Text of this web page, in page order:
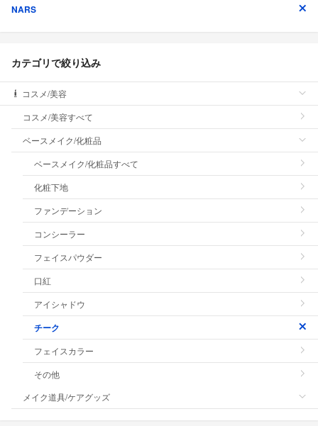
NARS
カテゴリで絞り込み
コスメ/美容
コスメ/美容すべて
ベースメイク/化粧品
ベースメイク/化粧品すべて
化粧下地
ファンデーション
コンシーラー
フェイスパウダー
口紅
アイシャドウ
チーク
フェイスカラー
その他
メイク道具/ケアグッズ